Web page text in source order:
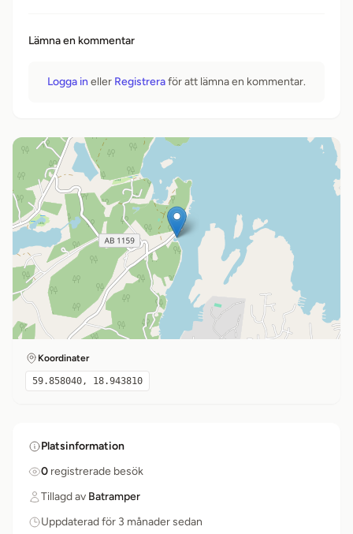
Lämna en kommentar
Logga in eller Registreraför att lämna en kommentar.
Koordinater
59.858040, 18.943810
Platsinformation
0 registrerade besök
Tillagd av Batramper
Uppdaterad för 3 månader sedan